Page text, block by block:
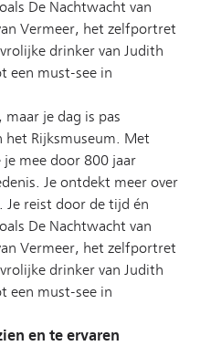
De Nachtwacht van
Vermeer, het zelfportret
drinker van Judith
een must-see in
je dag is pas
het Rijksmuseum. Met
mee door 800 jaar
Je ontdekt meer over
Je reist door de tijd én
De Nachtwacht van
Vermeer, het zelfportret
drinker van Judith
een must-see in
en te ervaren